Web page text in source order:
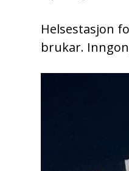
Helsestasjon
brukar.